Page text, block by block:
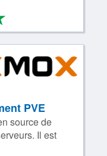
*
4/4
PVE
source de
Il est